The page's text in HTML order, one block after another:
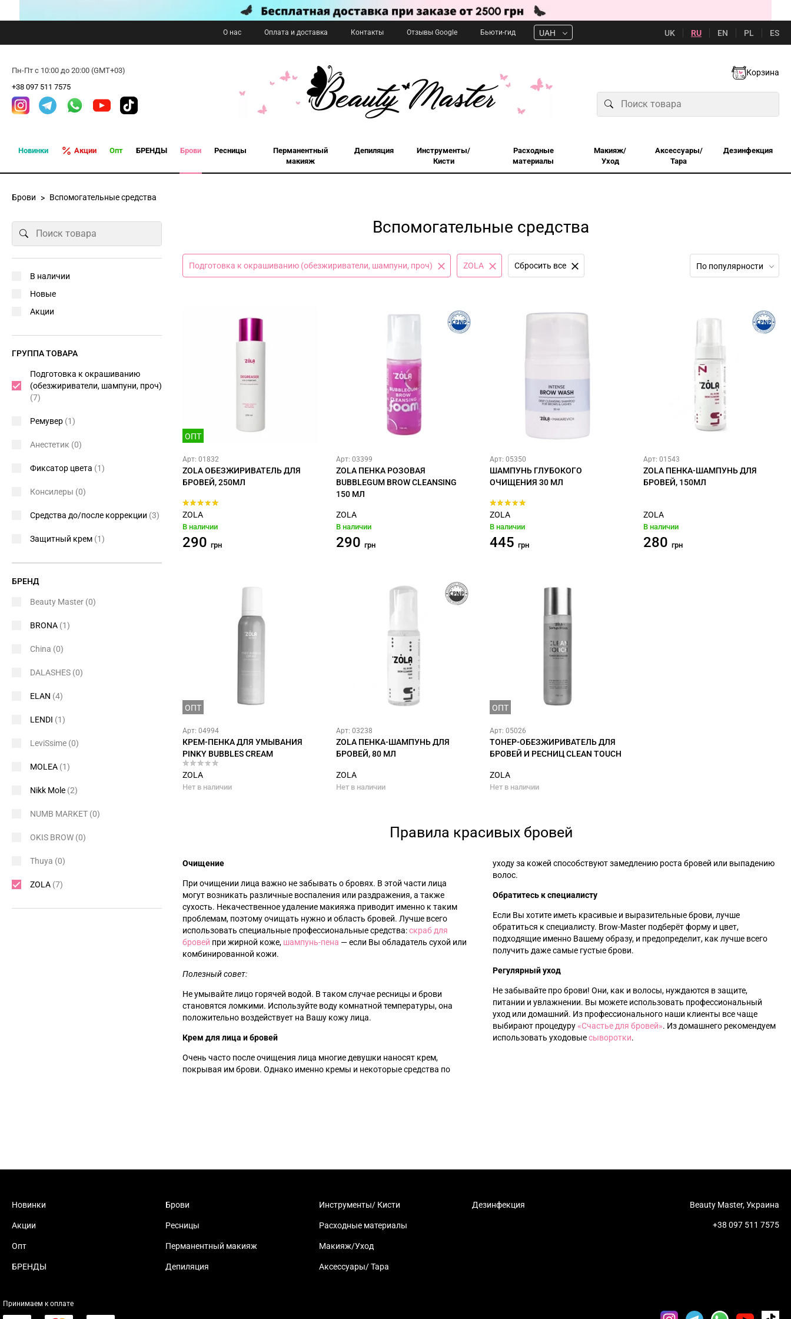
О нас Оплата и доставка Контакты Отзывы Google Бьюти-гид UAH UK RU EN PL ES
Пн-Пт с 10:00 до 20:00 (GMT+03)
+38 097 511 7575
Корзина
Новинки Акции Опт БРЕНДЫ Брови Ресницы
Перманентный
макияж
Депиляция
Инструменты/
Кисти
Расходные
материалы
Макияж/
Уход
Аксессуары/
Тара
Дезинфекция
Брови Вспомогательные средства
Вспомогательные средства
По популярности
Подготовка к окрашиванию (обезжириватели, шампуни, проч) ZOLA Сбросить все
ОПТ
Арт: 01832
ZOLA ОБЕЗЖИРИВАТЕЛЬ ДЛЯ
БРОВЕЙ, 250МЛ
ZOLA
В наличии
290 грн
Арт: 03399
ZOLA ПЕНКА РОЗОВАЯ
BUBBLEGUM BROW CLEANSING
150 МЛ
ZOLA
В наличии
290 грн
Арт: 05350
ШАМПУНЬ ГЛУБОКОГО
ОЧИЩЕНИЯ 30 МЛ
ZOLA
В наличии
445 грн
Арт: 01543
ZOLA ПЕНКА-ШАМПУНЬ ДЛЯ
БРОВЕЙ, 150МЛ
ZOLA
В наличии
280 грн
ОПТ
Арт: 04994
КРЕМ-ПЕНКА ДЛЯ УМЫВАНИЯ
PINKY BUBBLES CREAM
ZOLA
Нет в наличии
Арт: 03238
ZOLA ПЕНКА-ШАМПУНЬ ДЛЯ
БРОВЕЙ, 80 МЛ
ZOLA
Нет в наличии
ОПТ
Арт: 05026
ТОНЕР-ОБЕЗЖИРИВАТЕЛЬ ДЛЯ
БРОВЕЙ И РЕСНИЦ CLEAN TOUCH
ZOLA
Нет в наличии
Правила красивых бровей
Очищение
При очищении лица важно не забывать о бровях. В этой части лица
могут возникать различные воспаления или раздражения, а также
сухость. Некачественное удаление макияжа приводит именно к таким
проблемам, поэтому очищать нужно и область бровей. Лучше всего
использовать специальные профессиональные средства:скраб для
бровей при жирной коже, шампунь-пена —если Вы обладатель сухой или
комбинированной кожи.
Полезный совет:
Не умывайте лицо горячей водой. В таком случае ресницы и брови
становятся ломкими. Используйте воду комнатной температуры, она
положительно воздействует на Вашу кожу лица.
Крем для лица и бровей
Очень часто после очищения лица многие девушки наносят крем,
покрывая им брови. Однако именно кремы и некоторые средства по
уходу за кожей способствуют замедлению роста бровей или выпадению
волос.
Обратитесь к специалисту
Если Вы хотите иметь красивые и выразительные брови, лучше
обратиться к специалисту. Brow-Master подберёт форму и цвет,
подходящие именно Вашему образу, и предопределит, как лучше всего
получить даже самые густые брови.
Регулярный уход
Не забывайте про брови! Они, как и волосы, нуждаются в защите,
питании и увлажнении. Вы можете использовать профессиональный
уход или домашний. Из профессионального наши клиенты все чаще
выбирают процедуру«‎Счастье для бровей»‎. Из домашнего рекомендуем
использовать уходовыесыворотки.
В наличии
Новые
Акции
ГРУППА ТОВАРА
Подготовка к окрашиванию
(обезжириватели, шампуни, проч)
(7)
Ремувер (1)
Анестетик (0)
Фиксатор цвета (1)
Консилеры (0)
Средства до/после коррекции (3)
Защитный крем (1)
БРЕНД
Beauty Master (0)
BRONA (1)
China (0)
DALASHES (0)
ELAN (4)
LENDI (1)
LeviSsime (0)
MOLEA (1)
Nikk Mole (2)
NUMB MARKET (0)
OKIS BROW (0)
Thuya (0)
ZOLA (7)
Новинки
Акции
Опт
БРЕНДЫ
Брови
Ресницы
Перманентный макияж
Депиляция
Инструменты/ Кисти
Расходные материалы
Макияж/Уход
Аксессуары/ Тара
Дезинфекция Beauty Master, Украина
+38 097 511 7575
Принимаем к оплате